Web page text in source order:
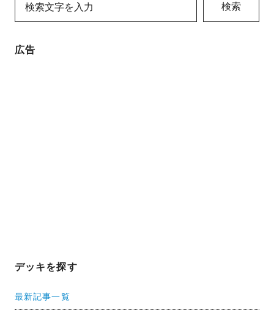
検索
広告
デッキを探す
最新記事一覧